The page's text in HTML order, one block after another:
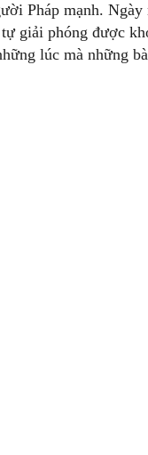
Pháp mạnh. Ngày
giải phóng được
lúc mà những